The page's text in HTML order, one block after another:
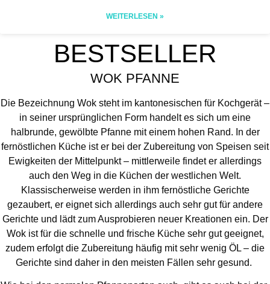
WEITERLESEN »
BESTSELLER
WOK PFANNE
Die Bezeichnung Wok steht im kantonesischen für Kochgerät –
in seiner ursprünglichen Form handelt es sich um eine
halbrunde, gewölbte Pfanne mit einem hohen Rand. In der
fernöstlichen Küche ist er bei der Zubereitung von Speisen seit
Ewigkeiten der Mittelpunkt – mittlerweile findet er allerdings
auch den Weg in die Küchen der westlichen Welt.
Klassischerweise werden in ihm fernöstliche Gerichte
gezaubert, er eignet sich allerdings auch sehr gut für andere
Gerichte und lädt zum Ausprobieren neuer Kreationen ein. Der
Wok ist für die schnelle und frische Küche sehr gut geeignet,
zudem erfolgt die Zubereitung häufig mit sehr wenig ÖL – die
Gerichte sind daher in den meisten Fällen sehr gesund.